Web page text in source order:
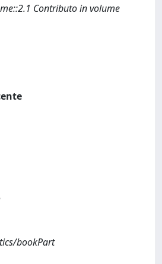
Contributo in volume
bookPart